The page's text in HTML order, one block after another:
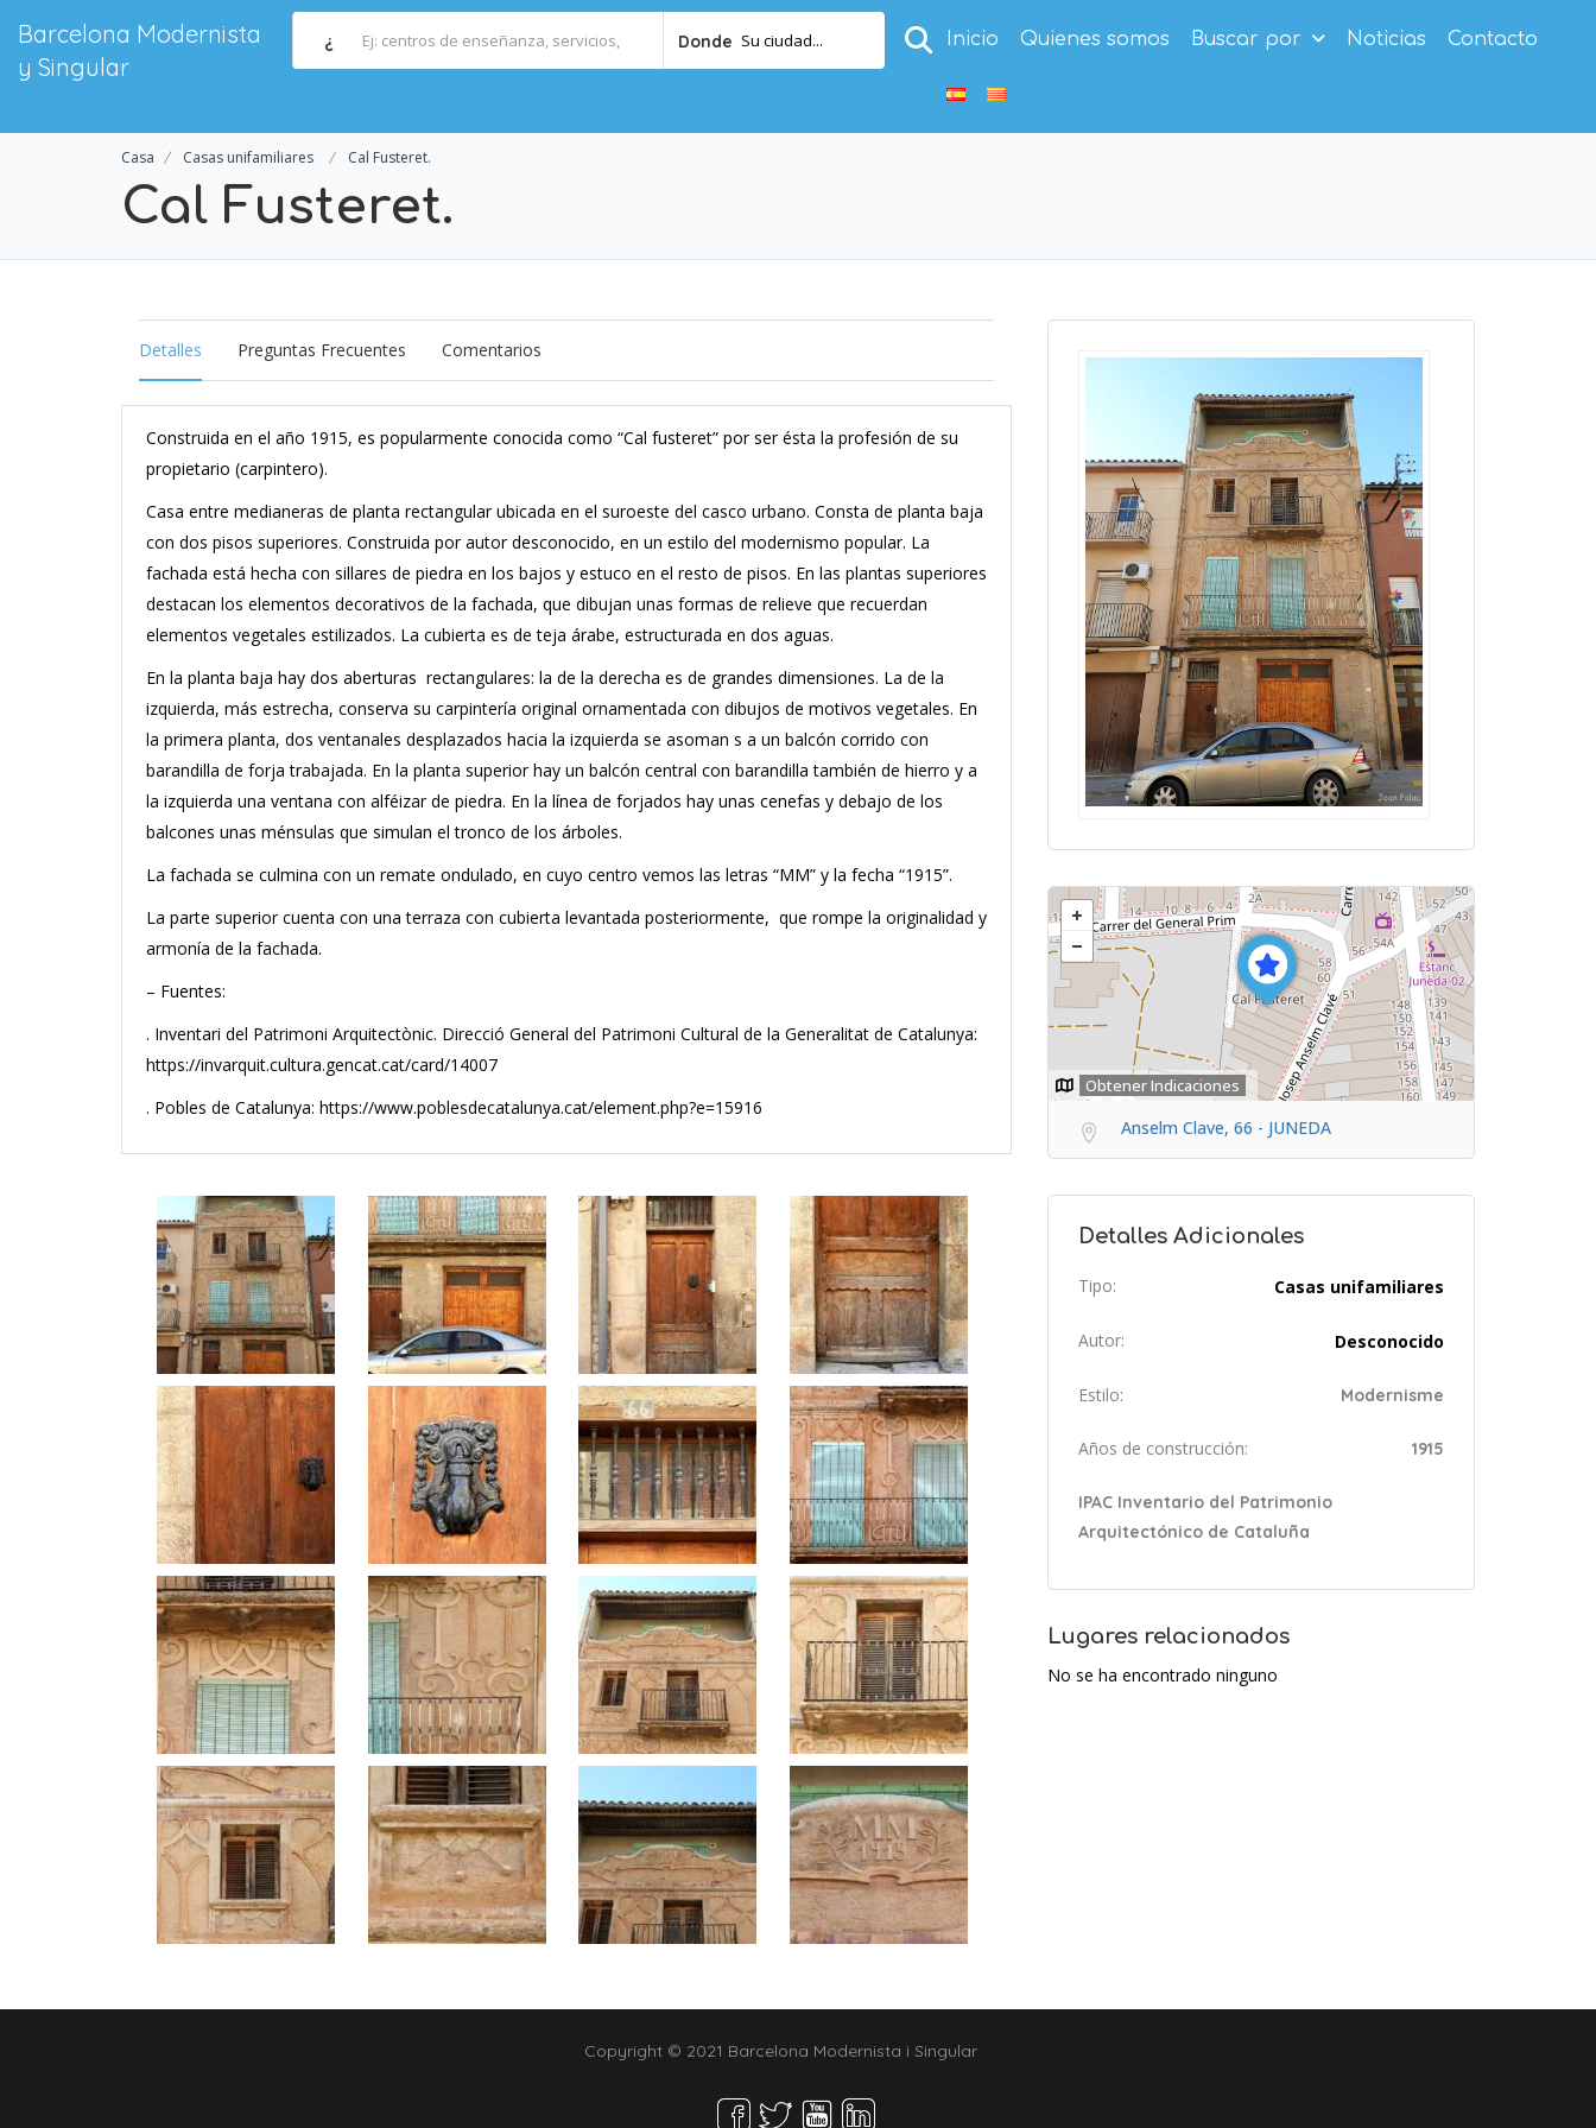
Barcelona Modernista
y Singular
¿ Donde Su ciudad... Inicio Quienes somos Buscar por Noticias Contacto
Casa Casas unifamiliares Cal Fusteret.
Cal Fusteret.
Detalles Preguntas Frecuentes Comentarios
Construida en el año 1915, es popularmente conocida como “Cal fusteret” por ser ésta la profesión de su
propietario (carpintero).
Casa entre medianeras de planta rectangular ubicada en el suroeste del casco urbano. Consta de planta baja
con dos pisos superiores. Construida por autor desconocido, en un estilo del modernismo popular. La
fachada está hecha con sillares de piedra en los bajos y estuco en el resto de pisos. En las plantas superiores
destacan los elementos decorativos de la fachada, que dibujan unas formas de relieve que recuerdan
elementos vegetales estilizados. La cubierta es de teja árabe, estructurada en dos aguas.
En la planta baja hay dos aberturas rectangulares: la de la derecha es de grandes dimensiones. La de la
izquierda, más estrecha, conserva su carpintería original ornamentada con dibujos de motivos vegetales. En
la primera planta, dos ventanales desplazados hacia la izquierda se asoman s a un balcón corrido con
barandilla de forja trabajada. En la planta superior hay un balcón central con barandilla también de hierro y a
la izquierda una ventana con alféizar de piedra. En la línea de forjados hay unas cenefas y debajo de los
balcones unas ménsulas que simulan el tronco de los árboles.
La fachada se culmina con un remate ondulado, en cuyo centro vemos las letras “MM” y la fecha “1915”.
La parte superior cuenta con una terraza con cubierta levantada posteriormente, que rompe la originalidad y
armonía de la fachada.
– Fuentes:
. Inventari del Patrimoni Arquitectònic. Direcció General del Patrimoni Cultural de la Generalitat de Catalunya:
https://invarquit.cultura.gencat.cat/card/14007
. Pobles de Catalunya: https://www.poblesdecatalunya.cat/element.php?e=15916
Obtener Indicaciones
Anselm Clave, 66 - JUNEDA
Detalles Adicionales
Tipo: Casas unifamiliares
Autor: Desconocido
Estilo: Modernisme
Años de construcción: 1915
IPAC Inventario del Patrimonio
Arquitectónico de Cataluña
Lugares relacionados
No se ha encontrado ninguno
Copyright © 2021 Barcelona Modernista i Singular